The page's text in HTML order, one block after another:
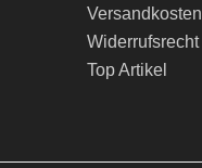
Versandkosten
Widerrufsrecht
Top Artikel